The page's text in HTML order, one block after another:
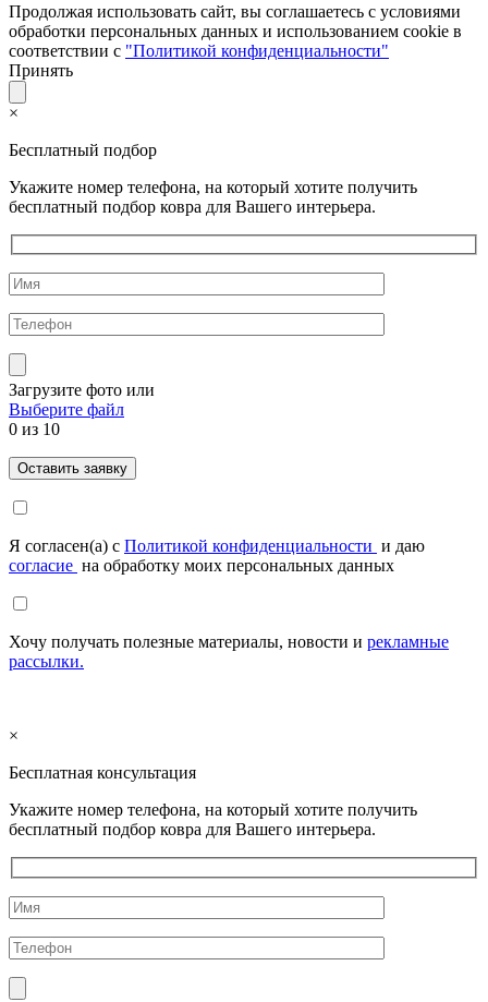
Продолжая использовать сайт, вы соглашаетесь с условиями
обработки персональных данных и использованием cookie в
соответствии с "Политикой конфиденциальности"
Принять
×
Бесплатный подбор
Укажите номер телефона, на который хотите получить
бесплатный подбор ковра для Вашего интерьера.
Загрузите фото или
Выберите файл
0 из 10
Я согласен(а) с Политикой конфиденциальности и даю
согласие на обработку моих персональных данных
Хочу получать полезные материалы, новости и рекламные
рассылки.
×
Бесплатная консультация
Укажите номер телефона, на который хотите получить
бесплатный подбор ковра для Вашего интерьера.